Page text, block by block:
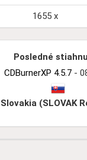
1655 x
Posledné
CDBurnerXP 4.5.7 -
Slovakia (SLOVAK